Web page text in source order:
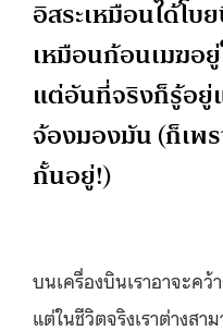
อิสระเหมือนได้โ
เหมือนก้อนเมฆอ
แต่อันที่จริงก็รู้อยู่
จ้องมองมัน (ก็เพ
กั้นอยู่!)
บนเครื่องบินเราอาจะค
แต่ในชีวิตจริงเราต่างสา